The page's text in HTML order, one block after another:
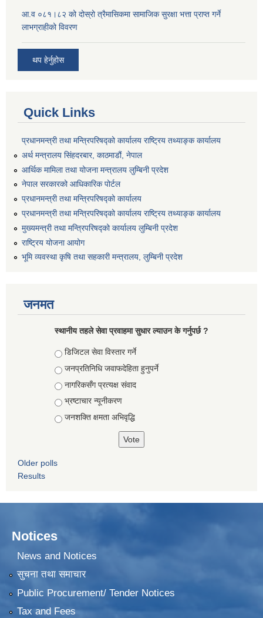
आ.व ०८१।८२ को दोस्रो त्रैमासिकमा सामाजिक सुरक्षा भत्ता प्राप्त गर्ने
लाभग्राहीको विवरण
थप हेर्नुहोस
Quick Links
प्रधानमन्त्री तथा मन्त्रिपरिषद्को कार्यालय राष्ट्रिय तथ्याङ्क कार्यालय
अर्थ मन्त्रालय सिंहदरबार, काठमाडौं, नेपाल
आर्थिक मामिला तथा योजना मन्त्रालय लुम्बिनी प्रदेश
नेपाल सरकारको आधिकारिक पोर्टल
प्रधानमन्त्री तथा मन्त्रिपरिषद्को कार्यालय
प्रधानमन्त्री तथा मन्त्रिपरिषद्को कार्यालय राष्ट्रिय तथ्याङ्क कार्यालय
मुख्यमन्त्री तथा मन्त्रिपरिषद्को कार्यालय लुम्बिनी प्रदेश
राष्ट्रिय योजना आयोग
भूमि व्यवस्था कृषि तथा सहकारी मन्त्रालय, लुम्बिनी प्रदेश
जनमत
स्थानीय तहले सेवा प्रवाहमा सुधार ल्याउन के गर्नुपर्छ ?
Choices
डिजिटल सेवा विस्तार गर्ने
जनप्रतिनिधि जवाफदेहिता हुनुपर्ने
नागरिकसँग प्रत्यक्ष संवाद
भ्रष्टाचार न्यूनीकरण
जनशक्ति क्षमता अभिवृद्धि
Older polls
Results
Notices
News and Notices
सुचना तथा समाचार
Public Procurement/ Tender Notices
Tax and Fees